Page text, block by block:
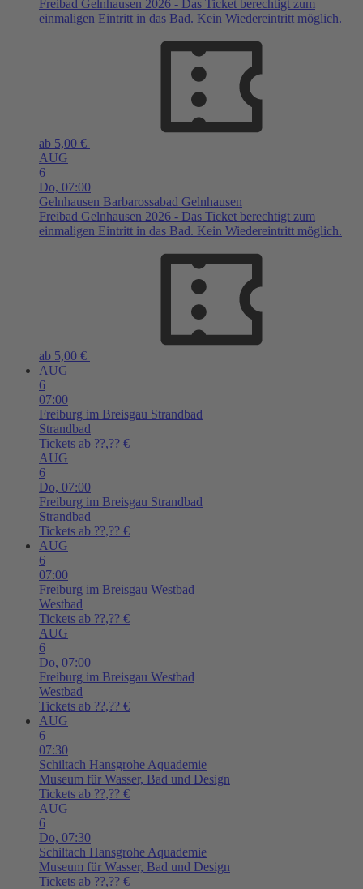
Freibad Gelnhausen 2026 - Das Ticket berechtigt zum
einmaligen Eintritt in das Bad. Kein Wiedereintritt möglich.
ab 5,00 €
AUG
6
Do, 07:00
Gelnhausen Barbarossabad Gelnhausen
Freibad Gelnhausen 2026 - Das Ticket berechtigt zum
einmaligen Eintritt in das Bad. Kein Wiedereintritt möglich.
ab 5,00 €
AUG
6
07:00
Freiburg im Breisgau Strandbad
Strandbad
Tickets ab ??,?? €
AUG
6
Do, 07:00
Freiburg im Breisgau Strandbad
Strandbad
Tickets ab ??,?? €
AUG
6
07:00
Freiburg im Breisgau Westbad
Westbad
Tickets ab ??,?? €
AUG
6
Do, 07:00
Freiburg im Breisgau Westbad
Westbad
Tickets ab ??,?? €
AUG
6
07:30
Schiltach Hansgrohe Aquademie
Museum für Wasser, Bad und Design
Tickets ab ??,?? €
AUG
6
Do, 07:30
Schiltach Hansgrohe Aquademie
Museum für Wasser, Bad und Design
Tickets ab ??,?? €